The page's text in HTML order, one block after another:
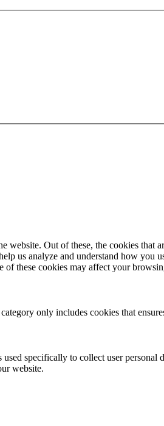
Out of these, the cookies that
us analyze and understand how
these cookies may affect your
only includes cookies that
specifically to collect user personal
website.